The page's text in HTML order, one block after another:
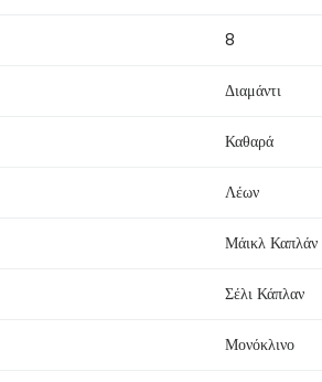
8
Διαμάντι
Καθαρά
Λέων
Μάικλ Καπλάν
Σέλι Κάπλαν
Μονόκλινο